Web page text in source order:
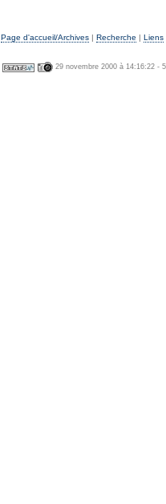
Page d'accueil/Archives | Recherche | Liens
29 novembre 2000 à 14:16:22 -